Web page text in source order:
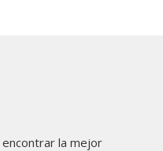
la mejor